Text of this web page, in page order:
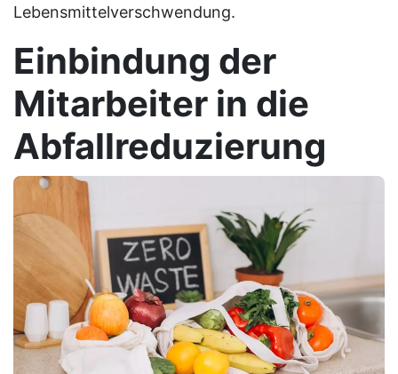
Lebensmittelverschwendung.
Einbindung der
Mitarbeiter in die
Abfallreduzierung